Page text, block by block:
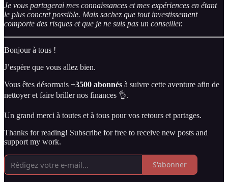
Je vous partagerai mes connaissances et mes expériences en étant
le plus concret possible. Mais sachez que tout investissement
comporte des risques et que je ne suis pas un conseiller.
Bonjour à tous !
J’espère que vous allez bien.
Vous êtes désormais +3500 abonnés à suivre cette aventure afin de
nettoyer et faire briller nos finances 👌.
Un grand merci à toutes et à tous pour vos retours et partages.
Thanks for reading! Subscribe for free to receive new posts and
support my work.
S'abonner